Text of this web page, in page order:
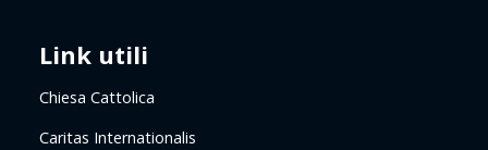
Link utili
Chiesa Cattolica
Caritas Internationalis